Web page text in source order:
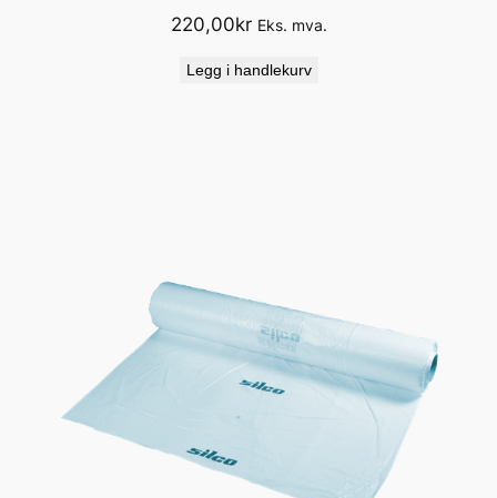
220,00kr Eks. mva.
Legg i handlekurv